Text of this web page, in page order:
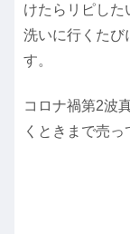
けたらリピした
洗いに行くたび
す。
コロナ禍第2波
くときまで売っ